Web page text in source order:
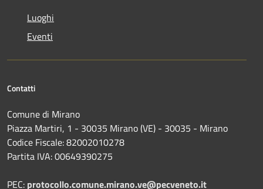
Luoghi
Eventi
Contatti
Comune di Mirano
Piazza Martiri, 1 - 30035 Mirano (VE) - 30035 - Mirano
Codice Fiscale: 82002010278
Partita IVA: 00649390275
PEC: protocollo.comune.mirano.ve@pecveneto.it